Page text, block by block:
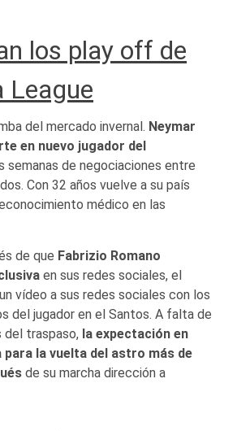
los play off de
League
del mercado invernal. Neymar
en nuevo jugador del
semanas de negociaciones entre
Con 32 años vuelve a su país
médico en las
de que Fabrizio Romano
en sus redes sociales, el
vídeo a sus redes sociales con los
del jugador en el Santos. A falta de
del traspaso, la expectación en
para la vuelta del astro más de
de su marcha dirección a